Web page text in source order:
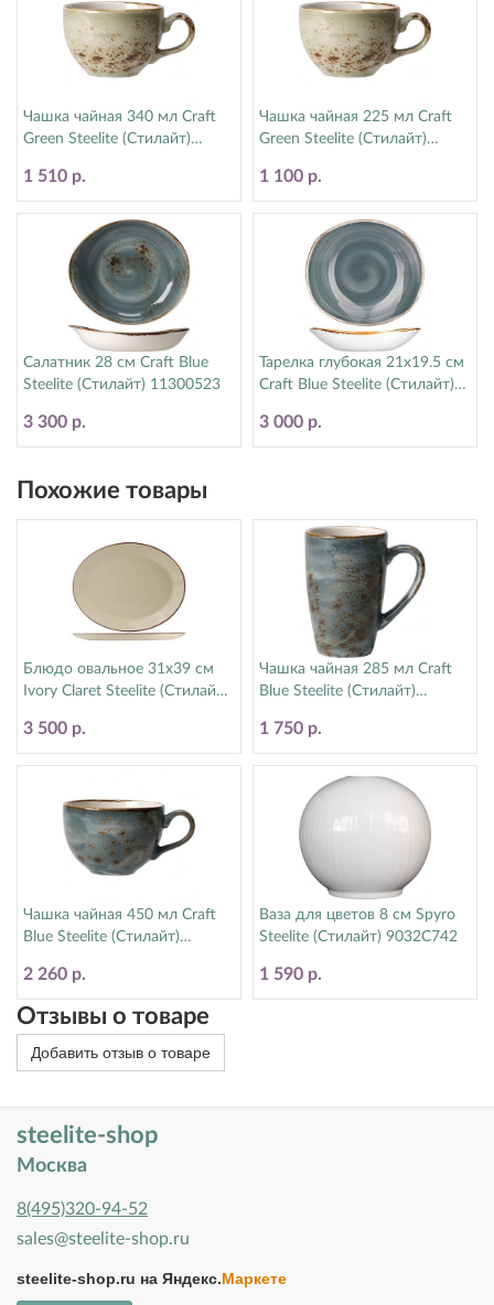
Чашка чайная 340 мл Craft
Green Steelite (Стилайт)
1 510 р.
Чашка чайная 225 мл Craft
Green Steelite (Стилайт)
1 100 р.
Салатник 28 см Craft Blue
Steelite (Стилайт) 11300523
3 300 р.
Тарелка глубокая 21х19.5 см
Craft Blue Steelite (Стилайт)
3 000 р.
Похожие товары
Блюдо овальное 31х39 см
Ivory Claret Steelite (Стилайт)
3 500 р.
Чашка чайная 285 мл Craft
Blue Steelite (Стилайт)
1 750 р.
Чашка чайная 450 мл Craft
Blue Steelite (Стилайт)
2 260 р.
Ваза для цветов 8 см Spyro
Steelite (Стилайт) 9032C742
1 590 р.
Отзывы о товаре
Добавить отзыв о товаре
steelite-shop
Москва
8(495)320-94-52
sales@steelite-shop.ru
steelite-shop.ru на Яндекс.Маркете